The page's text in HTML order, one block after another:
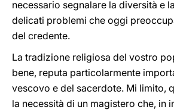
necessario segnalare la diversità e
delicati problemi che oggi
del credente.
La tradizione religiosa del vostro
bene, reputa particolarmente
vescovo e del sacerdote. Mi limito,
la necessità di un magistero che, in